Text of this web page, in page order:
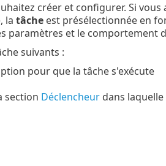
créer et configurer. Si vous
la tâcheest présélectionnée en
paramètres et le comportement
suivants :
pour que la tâche s'exécute
section Déclencheurdans laquelle